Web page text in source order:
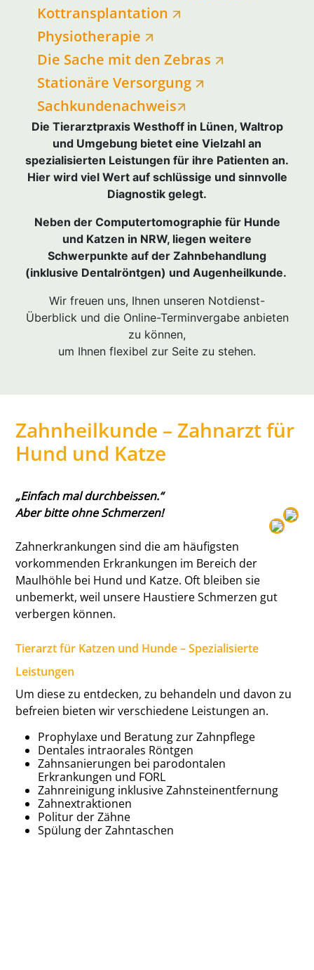
Kottransplantation
Physiotherapie
Die Sache mit den Zebras
Stationäre Versorgung
Sachkundenachweis
Die Tierarztpraxis Westhoff in Lünen, Waltrop
und Umgebung bietet eine Vielzahl an
spezialisierten Leistungen für ihre Patienten an.
Hier wird viel Wert auf schlüssige und sinnvolle
Diagnostik gelegt.
Neben der Computertomographie für Hunde
und Katzen in NRW, liegen weitere
Schwerpunkte auf der Zahnbehandlung
(inklusive Dentalröntgen) und Augenheilkunde.
Wir freuen uns, Ihnen unseren Notdienst-
Überblick und die Online-Terminvergabe anbieten
zu können,
um Ihnen flexibel zur Seite zu stehen.
Zahnheilkunde – Zahnarzt für
Hund und Katze
„Einfach mal durchbeissen.“
Aber bitte ohne Schmerzen!
Zahnerkrankungen sind die am häufigsten
vorkommenden Erkrankungen im Bereich der
Maulhöhle bei Hund und Katze. Oft bleiben sie
unbemerkt, weil unsere Haustiere Schmerzen gut
verbergen können.
Tierarzt für Katzen und Hunde – Spezialisierte
Leistungen
Um diese zu entdecken, zu behandeln und davon zu
befreien bieten wir verschiedene Leistungen an.
Prophylaxe und Beratung zur Zahnpflege
Dentales intraorales Röntgen
Zahnsanierungen bei parodontalen
Erkrankungen und FORL
Zahnreinigung inklusive Zahnsteinentfernung
Zahnextraktionen
Politur der Zähne
Spülung der Zahntaschen